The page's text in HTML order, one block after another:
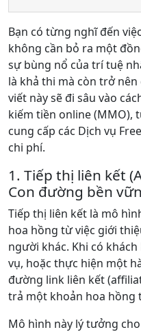
Bạn có từng nghĩ đến
không cần bỏ ra một
sự bùng nổ của trí tuệ
là khả thi mà còn trở
viết này sẽ đi sâu vào
kiếm tiền online (MMO),
cung cấp các Dịch vụ
chi phí.
1. Tiếp thị liên kết
Con đường bền
Tiếp thị liên kết là mô
hoa hồng từ việc giới
người khác. Khi có
vụ, hoặc thực hiện một
đường link liên kết
trả một khoản hoa hồng
Mô hình này lý tưởng